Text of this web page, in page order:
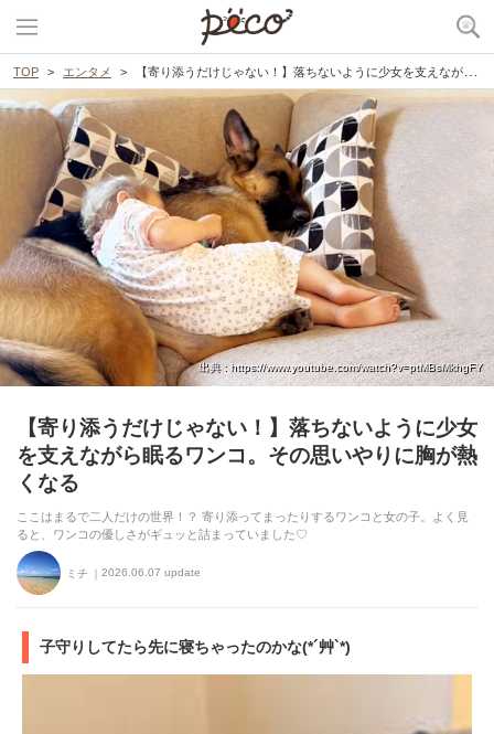
TOP エンタメ 【寄り添うだけじゃない！】落ちないように少女を支えながら眠るワンコ。その思いやりに胸が熱くなる
出典 : https://www.youtube.com/watch?v=ptMBsMkhgFY
【寄り添うだけじゃない！】落ちないように少女
を支えながら眠るワンコ。その思いやりに胸が熱
くなる
ここはまるで二人だけの世界！？ 寄り添ってまったりするワンコと女の子。よく見
ると、ワンコの優しさがギュッと詰まっていました♡
ミチ 2026.06.07 update
子守りしてたら先に寝ちゃったのかな(*´艸`*)